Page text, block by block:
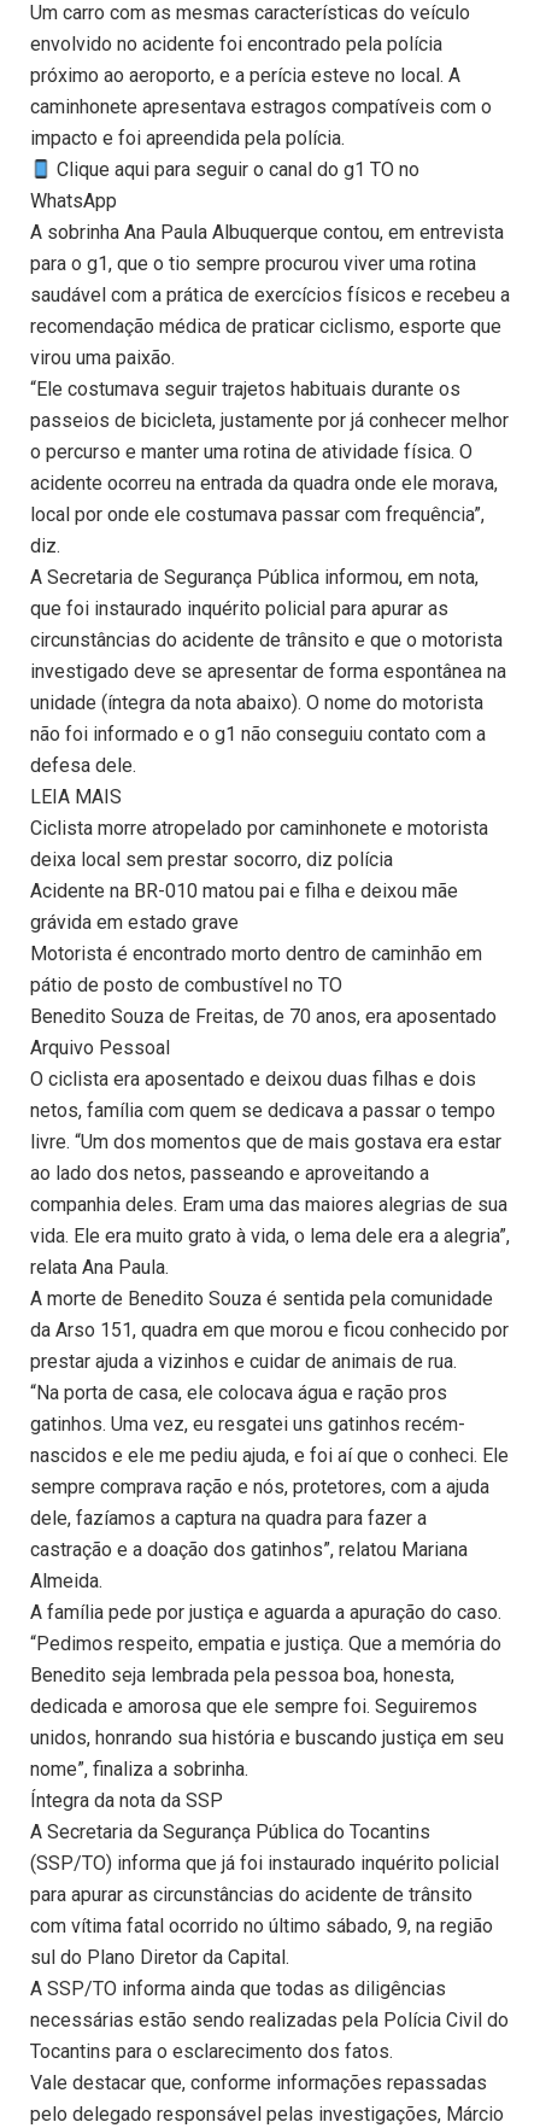
Um carro com as mesmas características do veículo
envolvido no acidente foi encontrado pela polícia
próximo ao aeroporto, e a perícia esteve no local. A
caminhonete apresentava estragos compatíveis com o
impacto e foi apreendida pela polícia.
Clique aqui para seguir o canal do g1 TO no
WhatsApp
A sobrinha Ana Paula Albuquerque contou, em entrevista
para o g1, que o tio sempre procurou viver uma rotina
saudável com a prática de exercícios físicos e recebeu a
recomendação médica de praticar ciclismo, esporte que
virou uma paixão.
“Ele costumava seguir trajetos habituais durante os
passeios de bicicleta, justamente por já conhecer melhor
o percurso e manter uma rotina de atividade física. O
acidente ocorreu na entrada da quadra onde ele morava,
local por onde ele costumava passar com frequência”,
diz.
A Secretaria de Segurança Pública informou, em nota,
que foi instaurado inquérito policial para apurar as
circunstâncias do acidente de trânsito e que o motorista
investigado deve se apresentar de forma espontânea na
unidade (íntegra da nota abaixo). O nome do motorista
não foi informado e o g1 não conseguiu contato com a
defesa dele.
LEIA MAIS
Ciclista morre atropelado por caminhonete e motorista
deixa local sem prestar socorro, diz polícia
Acidente na BR-010 matou pai e filha e deixou mãe
grávida em estado grave
Motorista é encontrado morto dentro de caminhão em
pátio de posto de combustível no TO
Benedito Souza de Freitas, de 70 anos, era aposentado
Arquivo Pessoal
O ciclista era aposentado e deixou duas filhas e dois
netos, família com quem se dedicava a passar o tempo
livre. “Um dos momentos que de mais gostava era estar
ao lado dos netos, passeando e aproveitando a
companhia deles. Eram uma das maiores alegrias de sua
vida. Ele era muito grato à vida, o lema dele era a alegria”,
relata Ana Paula.
A morte de Benedito Souza é sentida pela comunidade
da Arso 151, quadra em que morou e ficou conhecido por
prestar ajuda a vizinhos e cuidar de animais de rua.
“Na porta de casa, ele colocava água e ração pros
gatinhos. Uma vez, eu resgatei uns gatinhos recém-
nascidos e ele me pediu ajuda, e foi aí que o conheci. Ele
sempre comprava ração e nós, protetores, com a ajuda
dele, fazíamos a captura na quadra para fazer a
castração e a doação dos gatinhos”, relatou Mariana
Almeida.
A família pede por justiça e aguarda a apuração do caso.
“Pedimos respeito, empatia e justiça. Que a memória do
Benedito seja lembrada pela pessoa boa, honesta,
dedicada e amorosa que ele sempre foi. Seguiremos
unidos, honrando sua história e buscando justiça em seu
nome”, finaliza a sobrinha.
Íntegra da nota da SSP
A Secretaria da Segurança Pública do Tocantins
(SSP/TO) informa que já foi instaurado inquérito policial
para apurar as circunstâncias do acidente de trânsito
com vítima fatal ocorrido no último sábado, 9, na região
sul do Plano Diretor da Capital.
A SSP/TO informa ainda que todas as diligências
necessárias estão sendo realizadas pela Polícia Civil do
Tocantins para o esclarecimento dos fatos.
Vale destacar que, conforme informações repassadas
pelo delegado responsável pelas investigações, Márcio